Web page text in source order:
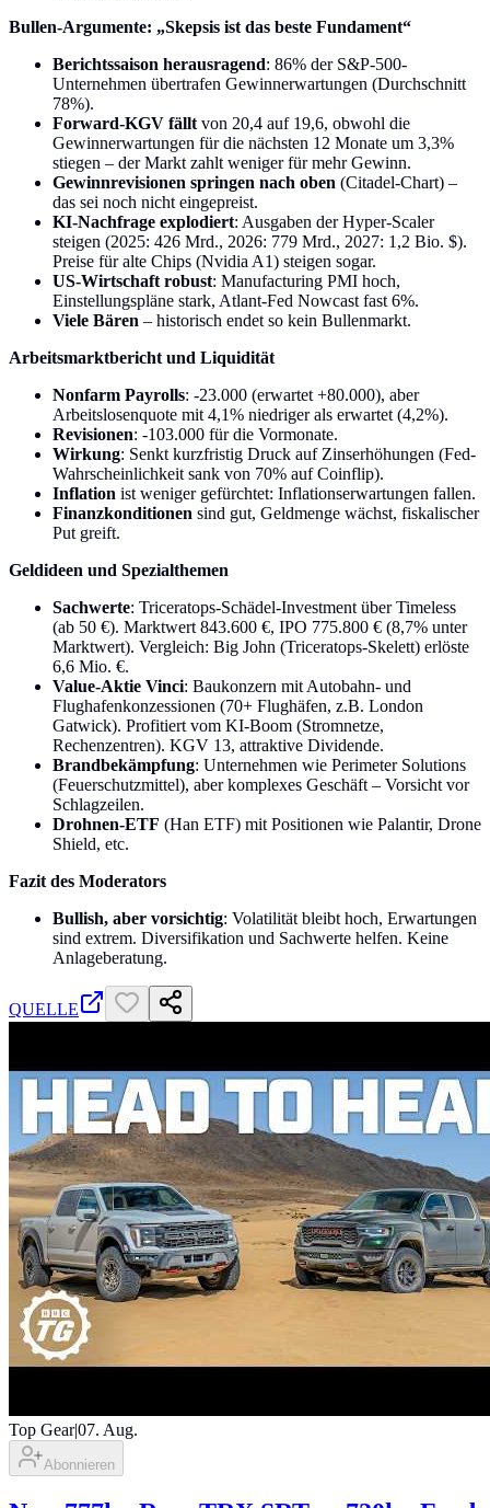
Bullen-Argumente: „Skepsis ist das beste Fundament“
Berichtssaison herausragend: 86% der S&P-500-
Unternehmen übertrafen Gewinnerwartungen (Durchschnitt
78%).
Forward-KGV fällt von 20,4 auf 19,6, obwohl die
Gewinnerwartungen für die nächsten 12 Monate um 3,3%
stiegen – der Markt zahlt weniger für mehr Gewinn.
Gewinnrevisionen springen nach oben (Citadel-Chart) –
das sei noch nicht eingepreist.
KI-Nachfrage explodiert: Ausgaben der Hyper-Scaler
steigen (2025: 426 Mrd., 2026: 779 Mrd., 2027: 1,2 Bio. $).
Preise für alte Chips (Nvidia A1) steigen sogar.
US-Wirtschaft robust: Manufacturing PMI hoch,
Einstellungspläne stark, Atlant-Fed Nowcast fast 6%.
Viele Bären – historisch endet so kein Bullenmarkt.
Arbeitsmarktbericht und Liquidität
Nonfarm Payrolls: -23.000 (erwartet +80.000), aber
Arbeitslosenquote mit 4,1% niedriger als erwartet (4,2%).
Revisionen: -103.000 für die Vormonate.
Wirkung: Senkt kurzfristig Druck auf Zinserhöhungen (Fed-
Wahrscheinlichkeit sank von 70% auf Coinflip).
Inflation ist weniger gefürchtet: Inflationserwartungen fallen.
Finanzkonditionen sind gut, Geldmenge wächst, fiskalischer
Put greift.
Geldideen und Spezialthemen
Sachwerte: Triceratops-Schädel-Investment über Timeless
(ab 50 €). Marktwert 843.600 €, IPO 775.800 € (8,7% unter
Marktwert). Vergleich: Big John (Triceratops-Skelett) erlöste
6,6 Mio. €.
Value-Aktie Vinci: Baukonzern mit Autobahn- und
Flughafenkonzessionen (70+ Flughäfen, z.B. London
Gatwick). Profitiert vom KI-Boom (Stromnetze,
Rechenzentren). KGV 13, attraktive Dividende.
Brandbekämpfung: Unternehmen wie Perimeter Solutions
(Feuerschutzmittel), aber komplexes Geschäft – Vorsicht vor
Schlagzeilen.
Drohnen-ETF (Han ETF) mit Positionen wie Palantir, Drone
Shield, etc.
Fazit des Moderators
Bullish, aber vorsichtig: Volatilität bleibt hoch, Erwartungen
sind extrem. Diversifikation und Sachwerte helfen. Keine
Anlageberatung.
QUELLE
Top Gear|07. Aug.
Abonnieren